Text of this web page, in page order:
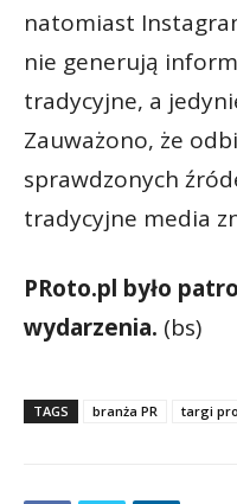
natomiast
nie generują
tradycyjne, a
Zauważono, że
sprawdzonych
tradycyjne media
PRoto.pl było
wydarzenia. (bs)
TAGS branża PR targi